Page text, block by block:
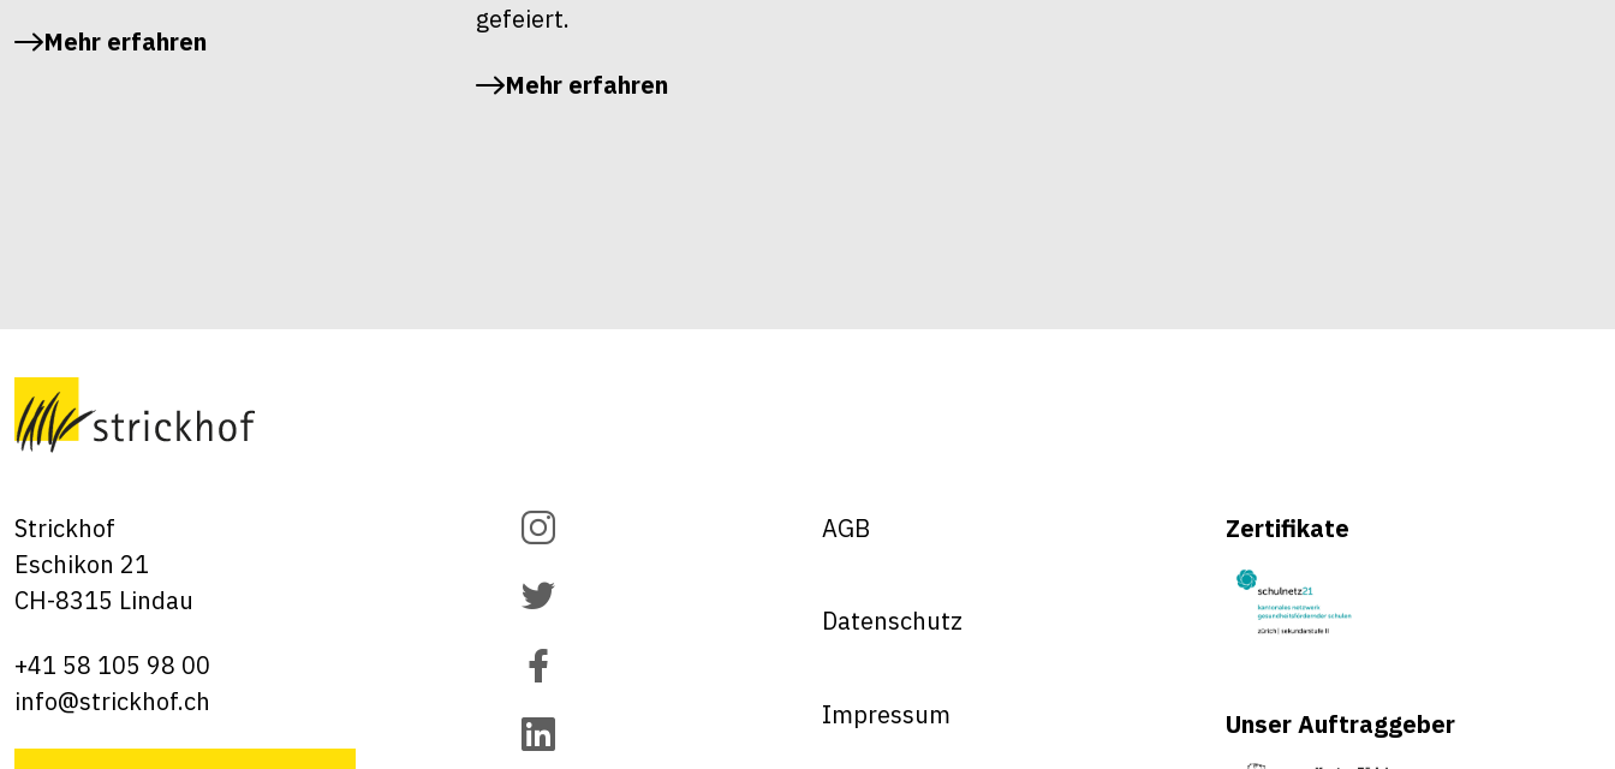
Mehr erfahren
gefeiert.
Mehr erfahren
Strickhof
Eschikon 21
CH-8315 Lindau
+41 58 105 98 00
info@strickhof.ch
AGB
Datenschutz
Impressum
Zertifikate
Unser Auftraggeber